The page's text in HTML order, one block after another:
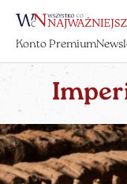
Konto Premium